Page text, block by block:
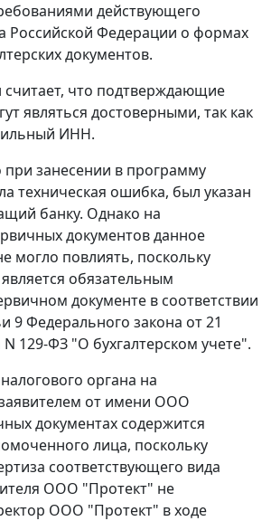
действующего
Российской Федерации о формах
документов.
считает, что подтверждающие
являться достоверными, так как
ИНН.
при занесении в программу
техническая ошибка, был указан
банку. Однако на
документов данное
могло повлиять, поскольку
обязательным
документе в соответствии
9 Федерального закона от 21
129-ФЗ "О бухгалтерском учете".
органа на
от имени ООО
документах содержится
лица, поскольку
соответствующего вида
ООО "Протект" не
ООО "Протект" в ходе